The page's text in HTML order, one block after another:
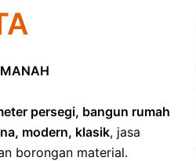
persegi, bangun rumah
modern, klasik, jasa
borongan material.